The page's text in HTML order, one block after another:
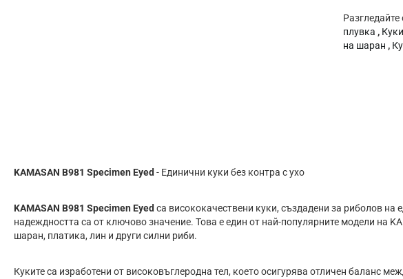
плувка ,
на шаран ,
KAMASAN B981 Specimen Eyed - Единични куки без контра с ухо
KAMASAN B981 Specimen Eyed са висококачествени куки, създадени за риболов на
надеждността са от ключово значение. Това е един от най-популярните модели на
шаран, платика, лин и други силни риби.
Куките са изработени от високовъглеродна тел, което осигурява отличен баланс